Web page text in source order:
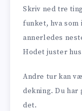
Skriv ned tre
funket, hva som
annerledes
Hodet juster
Andre tur kan
dekning. Du har
det.